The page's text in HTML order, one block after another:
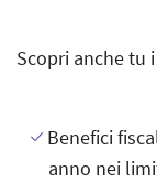
Scopri anche tu
Benefici
anno nei